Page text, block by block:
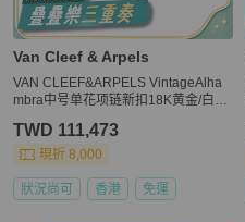
Van Cleef & Arpels
VAN CLEEF&ARPELS VintageAlha
mbra中号单花项链新扣18K黄金/白贝
TWD 111,473
現折 8,000
狀況尚可 香港 免運